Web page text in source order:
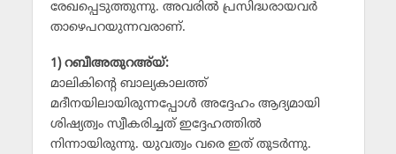
രേഖപ്പെടുത്തുന്നു. അവരില്‍ പ്രസിദ്ധരായവര്‍
താഴെപറയുന്നവരാണ്.
1) റബീഅതുറഅ്‌യ്:
മാലികിന്റെ ബാല്യകാലത്ത്
മദീനയിലായിരുന്നപ്പോള്‍ അദ്ദേഹം ആദ്യമായി
ശിഷ്യത്വം സ്വീകരിച്ചത് ഇദ്ദേഹത്തില്‍
നിന്നായിരുന്നു. യുവത്വം വരെ ഇത് തുടര്‍ന്നു.